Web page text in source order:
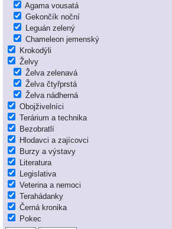
Agama vousatá
Gekončík noční
Leguán zelený
Chameleon jemenský
Krokodýli
Želvy
Želva zelenavá
Želva čtyřprstá
Želva nádherná
Obojživelníci
Terárium a technika
Bezobratlí
Hlodavci a zajícovci
Burzy a výstavy
Literatura
Legislativa
Veterina a nemoci
Terahádanky
Černá kronika
Pokec